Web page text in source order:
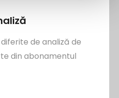
de analiză de
din abonamentul